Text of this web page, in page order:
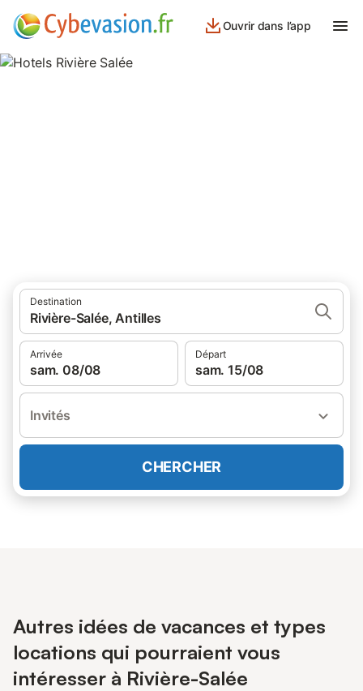
Ouvrir dans l’app
Destination
Rivière-Salée, Antilles
Arrivée
sam. 08/08
Départ
sam. 15/08
Invités
CHERCHER
Autres idées de vacances et types
locations qui pourraient vous
intéresser à Rivière-Salée